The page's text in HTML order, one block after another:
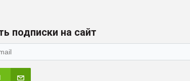
подписки на сайт